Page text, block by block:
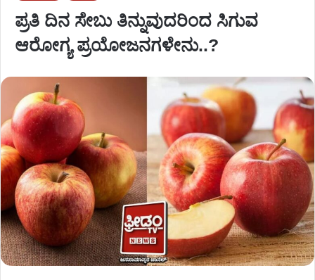
ಪ್ರತಿ ದಿನ ಸೇಬು ತಿನ್ನುವುದರಿಂದ ಸಿಗುವ
ಆರೋಗ್ಯ ಪ್ರಯೋಜನಗಳೇನು..?